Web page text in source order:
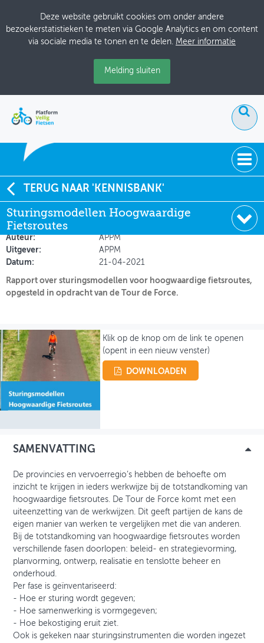
Deze website gebruikt cookies om onder andere
bezoekerstatistieken te meten via Google Analytics en om content
via sociale media te tonen en te delen. Meer informatie
Melding sluiten
ACTUEEL
DOSSIERS
BIJEENKOMSTEN
ONTWERPERSCAFÉ
INLOGGEN
TERUG NAAR 'KENNISBANK'
Sturingsmodellen Hoogwaardige
Fietsroutes
Sturingsmodellen Hoogwaardige Fietsroutes
Soort:
Auteur:
APPM
Uitgever:
APPM
Datum:
21-04-2021
Rapport over sturingsmodellen voor hoogwaardige fietsroutes,
opgesteld in opdracht van de Tour de Force.
Klik op de knop om de link te openen
(opent in een nieuw venster)
DOWNLOADEN
SAMENVATTING
De provincies en vervoerregio’s hebben de behoefte om
inzicht te krijgen in ieders werkwijze bij de totstandkoming van
hoogwaardige fietsroutes. De Tour de Force komt met een
uiteenzetting van de werkwijzen. Dit geeft partijen de kans de
eigen manier van werken te vergelijken met die van anderen.
Bij de totstandkoming van hoogwaardige fietsroutes worden
verschillende fasen doorlopen: beleid- en strategievorming,
planvorming, ontwerp, realisatie en tenslotte beheer en
onderhoud.
Per fase is geïnventariseerd:
- Hoe er sturing wordt gegeven;
- Hoe samenwerking is vormgegeven;
- Hoe bekostiging eruit ziet.
Ook is gekeken naar sturingsinstrumenten die worden ingezet